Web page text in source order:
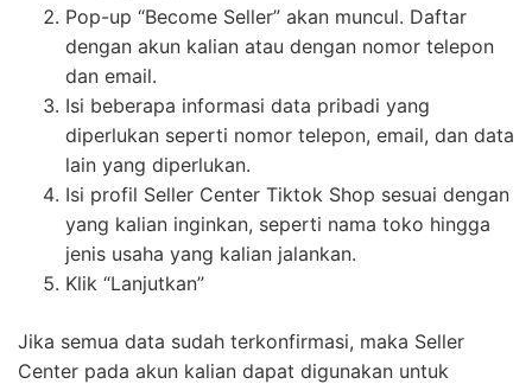
Pop-up “Become Seller” akan muncul. Daftar
dengan akun kalian atau dengan nomor telepon
dan email.
Isi beberapa informasi data pribadi yang
diperlukan seperti nomor telepon, email, dan data
lain yang diperlukan.
Isi profil Seller Center Tiktok Shop sesuai dengan
yang kalian inginkan, seperti nama toko hingga
jenis usaha yang kalian jalankan.
Klik “Lanjutkan”
Jika semua data sudah terkonfirmasi, maka Seller
Center pada akun kalian dapat digunakan untuk